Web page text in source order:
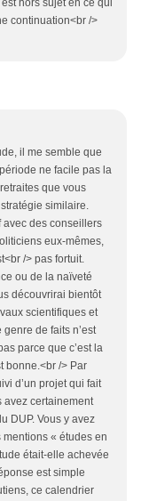
hors sujet en ce qui
continuation<br />
il me semble que
ne facile pas la
que vous
similaire.
avec des conseillers
eux-mêmes,
/> pas fortuit.
ou de la naïveté
découvrirai bientôt
scientifiques et
de faits n’est
parce que c’est la
bonne.<br /> Par
d’un projet qui fait
avez certainement
DUP. Vous y avez
« études en
était-elle achevée
est simple
ce calendrier